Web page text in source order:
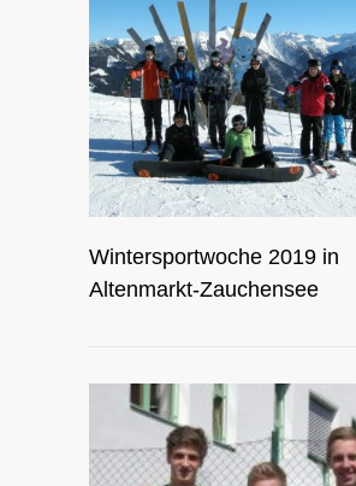
Wintersportwoche 2019 in
Altenmarkt-Zauchensee